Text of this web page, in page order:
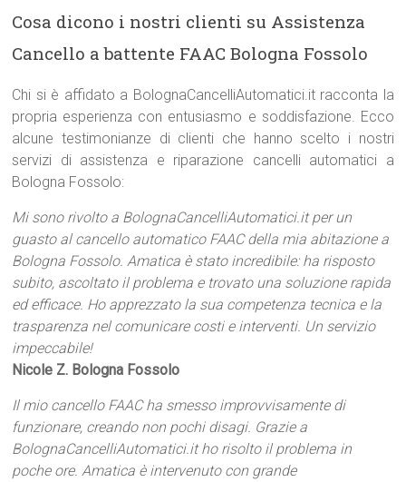
Cosa dicono i nostri clienti su Assistenza
Cancello a battente FAAC Bologna Fossolo
Chi si è affidato a BolognaCancelliAutomatici.it racconta la
propria esperienza con entusiasmo e soddisfazione. Ecco
alcune testimonianze di clienti che hanno scelto i nostri
servizi di assistenza e riparazione cancelli automatici a
Bologna Fossolo:
Mi sono rivolto a BolognaCancelliAutomatici.it per un
guasto al cancello automatico FAAC della mia abitazione a
Bologna Fossolo. Amatica è stato incredibile: ha risposto
subito, ascoltato il problema e trovato una soluzione rapida
ed efficace. Ho apprezzato la sua competenza tecnica e la
trasparenza nel comunicare costi e interventi. Un servizio
impeccabile!
Nicole Z. Bologna Fossolo
Il mio cancello FAAC ha smesso improvvisamente di
funzionare, creando non pochi disagi. Grazie a
BolognaCancelliAutomatici.it ho risolto il problema in
poche ore. Amatica è intervenuto con grande